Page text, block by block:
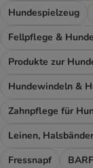
Hundespielzeug
Zahnpflege für
Fressnapf